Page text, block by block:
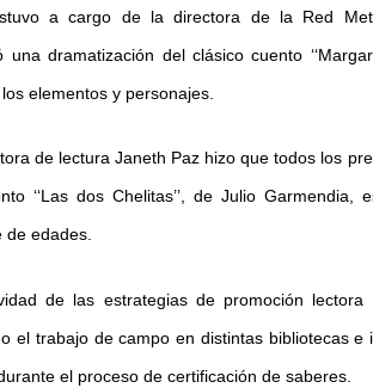
a cargo de la directora de la Red
una dramatización del clásico cuento
elementos y personajes.
de lectura Janeth Paz hizo que todos los
‘‘Las dos Chelitas’’, de Julio
edades.
de las estrategias de promoción
el trabajo de campo en distintas bibliotecas
el proceso de certificación de saberes.